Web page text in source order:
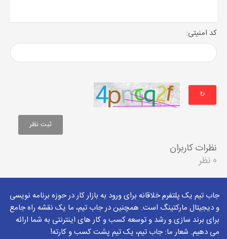
کد امنیتی:
↻
نظرات کاربران
0 نظر
جاب تیم یک پلتفرم خلاقانه برای ورود به بازار کار در حوزه برنامه نویسی
و دیجیتال مارکتینگ است. همچنین در جاب تیم، ما یک نقشه راه جامع
برای برند سازی و رشد و توسعه کسب و کار های اینترنتی به شما ارائه
می دهیم. شعار ما: جاب تیم، یک تیم پشت کسب و کارته!